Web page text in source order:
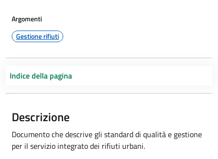
Argomenti
Gestione rifiuti
Indice della pagina
Descrizione
Documento che descrive gli standard di qualità e gestione
per il servizio integrato dei rifiuti urbani.